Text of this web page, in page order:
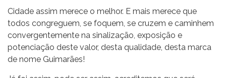
Cidade assim merece o melhor. E mais merece que
todos congreguem, se foquem, se cruzem e caminhem
convergentemente na sinalização, exposição e
potenciação deste valor, desta qualidade, desta marca
de nome Guimarães!